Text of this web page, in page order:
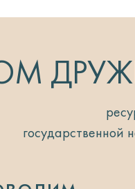
государственной